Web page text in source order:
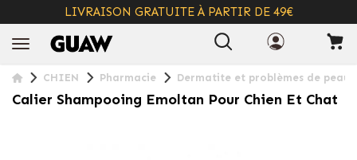
LIVRAISON GRATUITE À PARTIR DE 49€
CHIEN Pharmacie Dermatite et problèmes de peau
Calier Shampooing Emoltan Pour Chien Et Chat